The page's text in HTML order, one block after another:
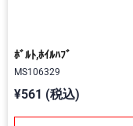
ﾎﾞﾙﾄ,ﾎｲﾙﾊﾌﾞ
MS106329
¥561 (税込)